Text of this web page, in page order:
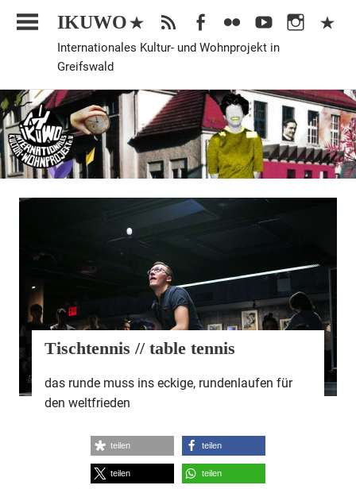
Inhalt
IKUWO
Internationales Kultur- und Wohnprojekt in
Greifswald
Tischtennis // table tennis
das runde muss ins eckige, rundenlaufen für
den weltfrieden
teilen teilen
teilen teilen